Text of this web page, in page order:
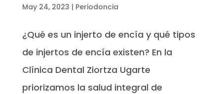
May 24, 2023 | Periodoncia
¿Qué es un injerto de encía y qué tipos
de injertos de encía existen? En la
Clínica Dental Ziortza Ugarte
priorizamos la salud integral de